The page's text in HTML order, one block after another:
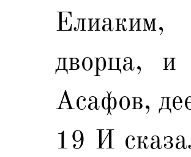
дворца,
Асафов,
19 И